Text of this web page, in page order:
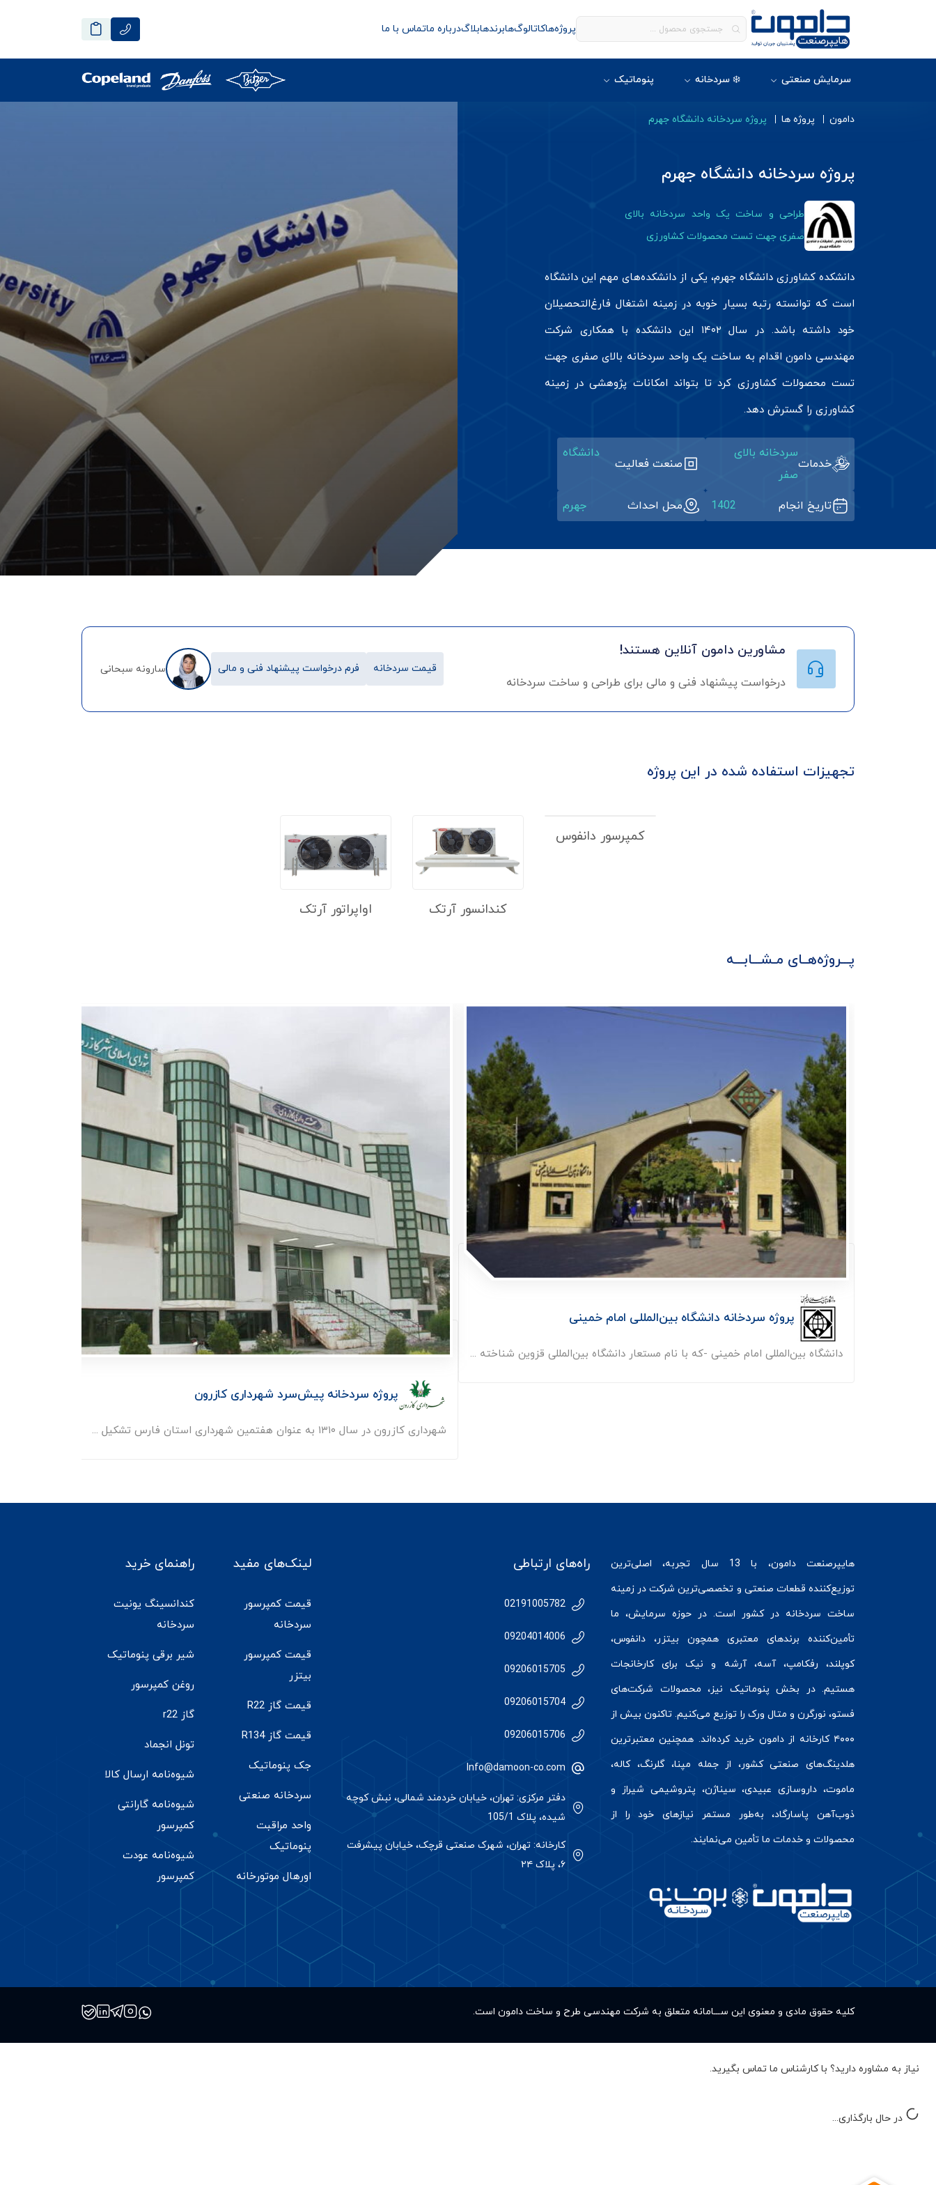
پروژه‌هاکاتالوگ‌هابرندهابلاگدرباره ماتماس با ما
سرمایش صنعتی ❄️ سردخانه پنوماتیک
دامون پروژه ها پروژه سردخانه دانشگاه جهرم
پروژه سردخانه دانشگاه جهرم
طراحی و ساخت یک واحد سردخانه بالای
صفری جهت تست محصولات کشاورزی
دانشکده کشاورزی دانشگاه جهرم، یکی از دانشکده‌های مهم این دانشگاه
است که توانسته رتبه بسیار خوبه در زمینه اشتغال فارغ‌التحصیلان
خود داشته باشد. در سال ۱۴۰۲ این دانشکده با همکاری شرکت
مهندسی دامون اقدام به ساخت یک واحد سردخانه بالای صفری جهت
تست محصولات کشاورزی کرد تا بتواند امکانات پژوهشی در زمینه
کشاورزی را گسترش دهد.
خدمات
سردخانه بالای
صفر
صنعت فعالیت
دانشگاه
تاریخ انجام 1402 محل احداث جهرم
مشاورین دامون آنلاین هستند!
درخواست پیشنهاد فنی و مالی برای طراحی و ساخت سردخانه
قیمت سردخانه فرم درخواست پیشنهاد فنی و مالی سارونه سبحانی
تجهیزات استفاده شده در این پروژه
کمپرسور دانفوس
کندانسور آرتک اواپراتور آرتک
پـــروژه‌هــای مـشـــابـــه
پروژه سردخانه دانشگاه بین‌المللی امام خمینی
دانشگاه بین‌المللی امام خمینی -که با نام مستعار دانشگاه بین‌المللی قزوین شناخته ...
پروژه سردخانه پیش‌سرد شهرداری کازرون
شهرداری کازرون در سال ۱۳۱۰ به عنوان هفتمین شهرداری استان فارس تشکیل ...
هایپرصنعت
دامون، با 13 سال تجربه، اصلی‌ترین
توزیع‌کننده قطعات صنعتی و تخصصی‌ترین شرکت در زمینه
ساخت سردخانه در کشور است. در حوزه سرمایش، ما
تأمین‌کننده برندهای معتبری همچون بیتزر، دانفوس،
کوپلند، رفکامپ، آسه، آرشه و نیک برای کارخانجات
هستیم. در بخش پنوماتیک نیز، محصولات شرکت‌های
فستو، نورگرن و متال ورک را توزیع می‌کنیم. تاکنون بیش از
۴۰۰۰ کارخانه از دامون خرید کرده‌اند. همچنین معتبرترین
هلدینگ‌های صنعتی کشور، از جمله مپنا، گلرنگ، کاله،
ماموت، داروسازی عبیدی، سیناژن، پتروشیمی شیراز و
ذوب‌آهن پاسارگاد، به‌طور مستمر نیازهای خود را از
محصولات و خدمات ما تأمین می‌نمایند.
راه‌های ارتباطی
02191005782
09204014006
09206015705
09206015704
09206015706
Info@damoon-co.com
دفتر مرکزی: تهران، خیابان خردمند شمالی، نبش کوچه
شیده، پلاک 105/1
کارخانه: تهران، شهرک صنعتی قرچک، خیابان پیشرفت
۶، پلاک ۲۴
لینک‌های مفید
قیمت کمپرسور
سردخانه
قیمت کمپرسور
بیتزر
قیمت گاز R22
قیمت گاز R134
جک پنوماتیک
سردخانه صنعتی
واحد مراقبت
پنوماتیک
اورهال موتورخانه
راهنمای خرید
کندانسینگ یونیت
سردخانه
شیر برقی پنوماتیک
روغن کمپرسور
گاز r22
تونل انجماد
شیوه‌نامه ارسال کالا
شیوه‌نامه گارانتی
کمپرسور
شیوه‌نامه عودت
کمپرسور
کلیه حقوق مادى و معنوى این ســـامانه متعلق به شرکت مهندسی طرح و ساخت دامون است.
نیاز به مشاوره دارید؟ با کارشناس ما تماس بگیرید.
در حال بارگذاری...